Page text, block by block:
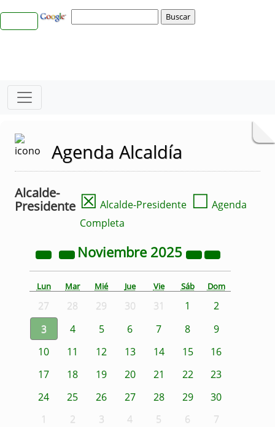
Agenda Alcaldía
Alcalde-
Presidente ☒ Alcalde-Presidente ☐ Agenda
Completa
Noviembre 2025
Lun Mar Mié Jue Vie Sáb Dom
27 28 29 30 31 1
2
3
4 5 6 7 8
9
10
11 12 13 14 15
16
17
18 19 20 21 22
23
24
25 26 27 28 29
30
1
2 3 4 5 6 7